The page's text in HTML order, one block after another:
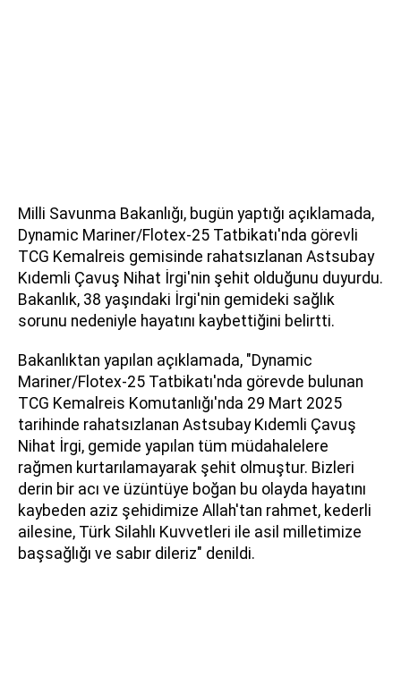
Milli Savunma Bakanlığı, bugün yaptığı açıklamada,
Dynamic Mariner/Flotex-25 Tatbikatı'nda görevli
TCG Kemalreis gemisinde rahatsızlanan Astsubay
Kıdemli Çavuş Nihat İrgi'nin şehit olduğunu duyurdu.
Bakanlık, 38 yaşındaki İrgi'nin gemideki sağlık
sorunu nedeniyle hayatını kaybettiğini belirtti.
Bakanlıktan yapılan açıklamada, "Dynamic
Mariner/Flotex-25 Tatbikatı'nda görevde bulunan
TCG Kemalreis Komutanlığı'nda 29 Mart 2025
tarihinde rahatsızlanan Astsubay Kıdemli Çavuş
Nihat İrgi, gemide yapılan tüm müdahalelere
rağmen kurtarılamayarak şehit olmuştur. Bizleri
derin bir acı ve üzüntüye boğan bu olayda hayatını
kaybeden aziz şehidimize Allah'tan rahmet, kederli
ailesine, Türk Silahlı Kuvvetleri ile asil milletimize
başsağlığı ve sabır dileriz" denildi.